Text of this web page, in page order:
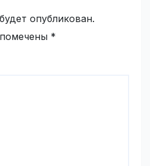
опубликован.
*